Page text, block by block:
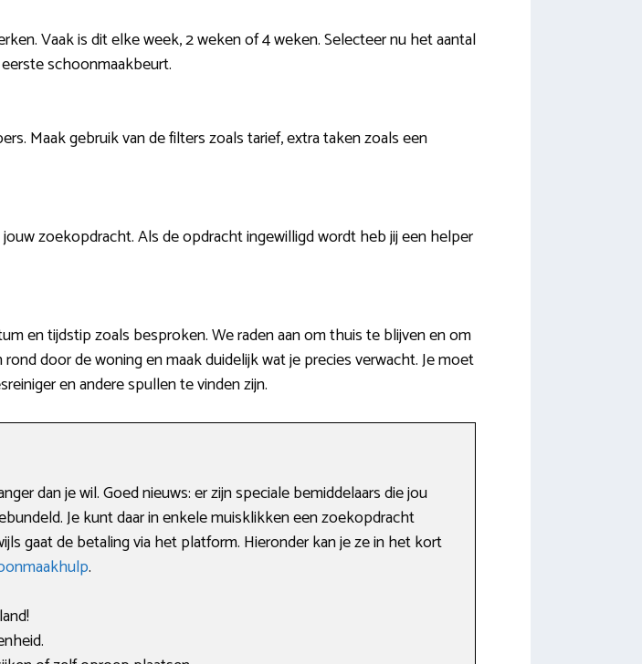
Vaak is dit elke week, 2 weken of 4 weken. Selecteer nu het aantal
schoonmaakbeurt.
Maak gebruik van de filters zoals tarief, extra taken zoals een
zoekopdracht. Als de opdracht ingewilligd wordt heb jij een helper
en tijdstip zoals besproken. We raden aan om thuis te blijven en om
door de woning en maak duidelijk wat je precies verwacht. Je moet
en andere spullen te vinden zijn.
dan je wil. Goed nieuws: er zijn speciale bemiddelaars die jou
Je kunt daar in enkele muisklikken een zoekopdracht
gaat de betaling via het platform. Hieronder kan je ze in het kort
.